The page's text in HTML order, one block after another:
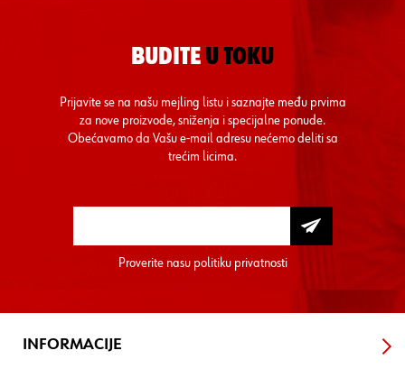
BUDITE U TOKU
Prijavite se na našu mejling listu i saznajte među prvima
za nove proizvode, sniženja i specijalne ponude.
Obećavamo da Vašu e-mail adresu nećemo deliti sa
trećim licima.
Proverite nasu politiku privatnosti
INFORMACIJE